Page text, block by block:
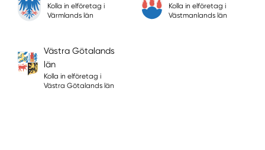
Kolla in elföretag i
Värmlands län
Kolla in elföretag i
Västmanlands län
Västra Götalands
län
Kolla in elföretag i
Västra Götalands län